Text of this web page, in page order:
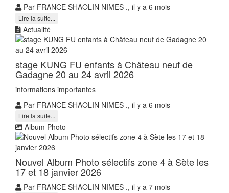
Par FRANCE SHAOLIN NIMES ., il y a 6 mois
Lire la suite...
Actualité
stage KUNG FU enfants à Château neuf de
Gadagne 20 au 24 avril 2026
informations importantes
Par FRANCE SHAOLIN NIMES ., il y a 6 mois
Lire la suite...
Album Photo
Nouvel Album Photo sélectifs zone 4 à Sète les
17 et 18 janvier 2026
Par FRANCE SHAOLIN NIMES ., il y a 7 mois